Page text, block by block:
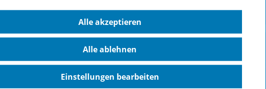
Gruppe Veranstaltungen
Alle akzeptieren
Alle ablehnen
Einstellungen bearbeiten